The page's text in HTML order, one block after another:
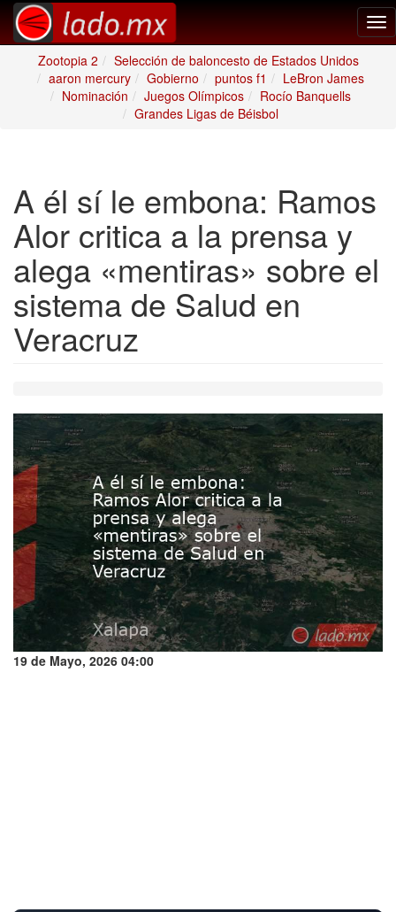
Zootopia 2
Selección de baloncesto de Estados Unidos
aaron mercury
Gobierno puntos f1
LeBron James
Nominación
Juegos Olímpicos
Rocío Banquells
Grandes Ligas de Béisbol
A él sí le embona: Ramos
Alor critica a la prensa y
alega «mentiras» sobre el
sistema de Salud en
Veracruz
19 de Mayo, 2026 04:00